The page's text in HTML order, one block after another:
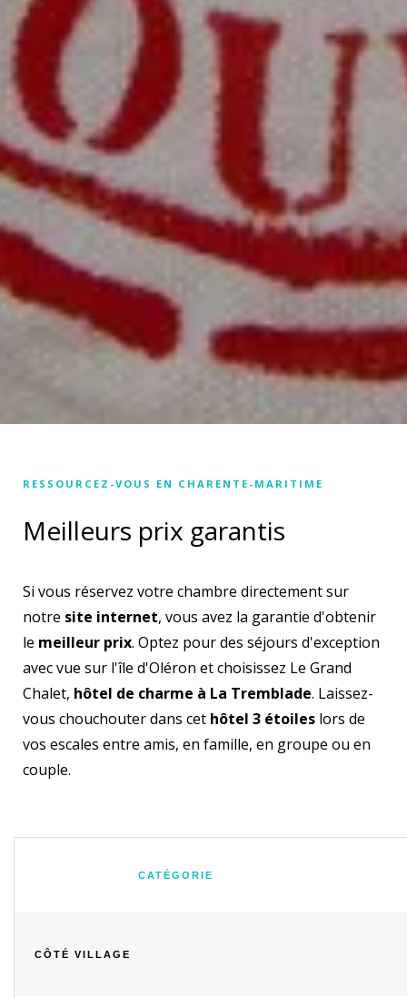
RESSOURCEZ-VOUS EN CHARENTE-MARITIME
Meilleurs prix garantis
Si vous réservez votre chambre directement sur
notre site internet, vous avez la garantie d'obtenir
le meilleur prix. Optez pour des séjours d'exception
avec vue sur l'île d'Oléron et choisissez Le Grand
Chalet, hôtel de charme à La Tremblade. Laissez-
vous chouchouter dans cet hôtel 3 étoiles lors de
vos escales entre amis, en famille, en groupe ou en
couple.
CATÉGORIE
CÔTÉ VILLAGE